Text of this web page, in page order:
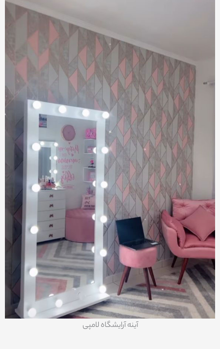
آینه آرایشگاه لامپی